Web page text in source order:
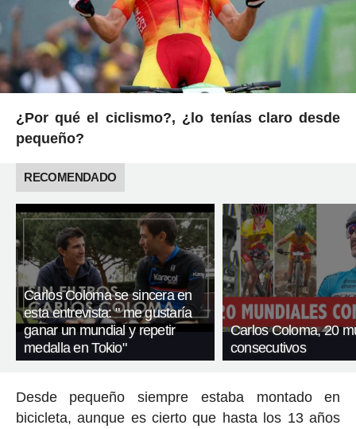
¿Por qué el ciclismo?, ¿lo tenías claro desde
pequeño?
RECOMENDADO
Carlos Coloma se sincera en
esta entrevista: " me gustaría
ganar un mundial y repetir
medalla en Tokio"
Carlos Coloma, 20
consecutivos
Desde pequeño siempre estaba montado en
bicicleta, aunque es cierto que hasta los 13 años